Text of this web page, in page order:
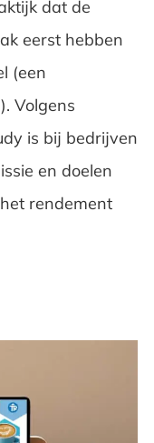
dat de
eerst hebben
(een
Volgens
is bij bedrijven
en doelen
rendement